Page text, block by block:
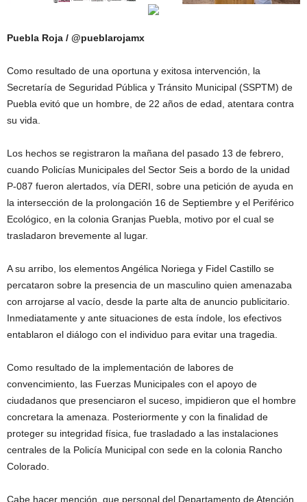
Puebla Roja / @pueblarojamx
Como resultado de una oportuna y exitosa intervención, la
Secretaría de Seguridad Pública y Tránsito Municipal (SSPTM) de
Puebla evitó que un hombre, de 22 años de edad, atentara contra
su vida.
Los hechos se registraron la mañana del pasado 13 de febrero,
cuando Policías Municipales del Sector Seis a bordo de la unidad
P-087 fueron alertados, vía DERI, sobre una petición de ayuda en
la intersección de la prolongación 16 de Septiembre y el Periférico
Ecológico, en la colonia Granjas Puebla, motivo por el cual se
trasladaron brevemente al lugar.
A su arribo, los elementos Angélica Noriega y Fidel Castillo se
percataron sobre la presencia de un masculino quien amenazaba
con arrojarse al vacío, desde la parte alta de anuncio publicitario.
Inmediatamente y ante situaciones de esta índole, los efectivos
entablaron el diálogo con el individuo para evitar una tragedia.
Como resultado de la implementación de labores de
convencimiento, las Fuerzas Municipales con el apoyo de
ciudadanos que presenciaron el suceso, impidieron que el hombre
concretara la amenaza. Posteriormente y con la finalidad de
proteger su integridad física, fue trasladado a las instalaciones
centrales de la Policía Municipal con sede en la colonia Rancho
Colorado.
Cabe hacer mención, que personal del Departamento de Atención